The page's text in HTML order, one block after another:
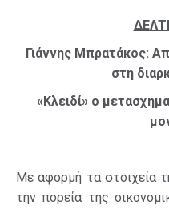
Γιάννης Μπρατάκος:
στη
«Κλειδί» ο
Με αφορμή τα στοιχεία
την πορεία της